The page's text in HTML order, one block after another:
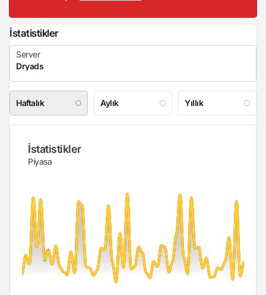
İstatistikler
Haftalık Aylık Yıllık
İstatistikler
Piyasa